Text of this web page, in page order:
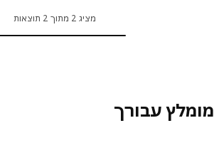
מציג 2 מתוך 2 תוצאות
עבורך